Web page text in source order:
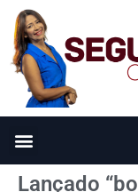
Lançado